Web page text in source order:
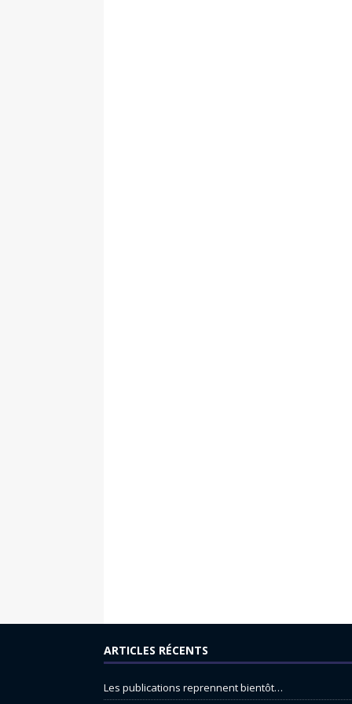
ARTICLES RÉCENTS
Les publications reprennent bientôt…